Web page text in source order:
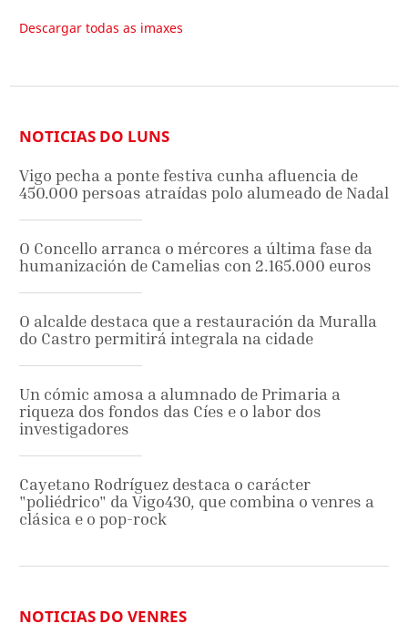
Descargar todas as imaxes
NOTICIAS DO LUNS
Vigo pecha a ponte festiva cunha afluencia de
450.000 persoas atraídas polo alumeado de Nadal
O Concello arranca o mércores a última fase da
humanización de Camelias con 2.165.000 euros
O alcalde destaca que a restauración da Muralla
do Castro permitirá integrala na cidade
Un cómic amosa a alumnado de Primaria a
riqueza dos fondos das Cíes e o labor dos
investigadores
Cayetano Rodríguez destaca o carácter
"poliédrico" da Vigo430, que combina o venres a
clásica e o pop-rock
NOTICIAS DO VENRES